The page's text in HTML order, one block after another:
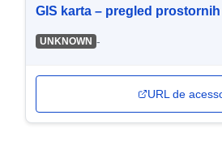
GIS karta – pregled
UNKNOWN -
URL de